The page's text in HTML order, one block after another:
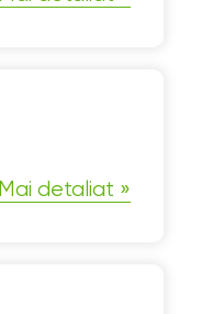
Mai detaliat